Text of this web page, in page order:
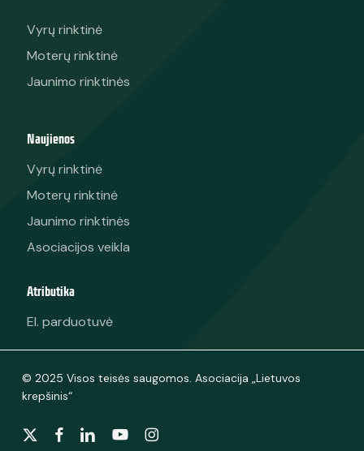
Vyrų rinktinė
Moterų rinktinė
Jaunimo rinktinės
Naujienos
Vyrų rinktinė
Moterų rinktinė
Jaunimo rinktinės
Asociacijos veikla
Atributika
El. parduotuvė
© 2025 Visos teisės saugomos. Asociacija „Lietuvos
krepšinis“
x-
facebooklinkedinyoutubeinstagram